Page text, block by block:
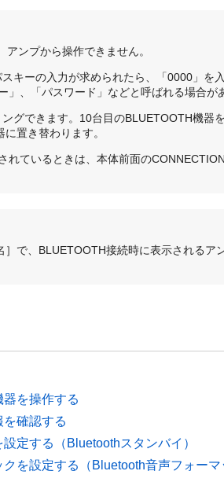
ンプから操作できません。
キーの入力が求められたら、「0000」を
」、「パスワード」などと呼ばれる場合が
グできます。10台目のBLUETOOTH機器
置き替わります。
れているときは、本体前面のCONNECTION
］で、BLUETOOTH接続時に表示されるア
を操作する
確認する
定する（ Bluetoothスタンバイ ）
を設定する（ Bluetooth音声フォー